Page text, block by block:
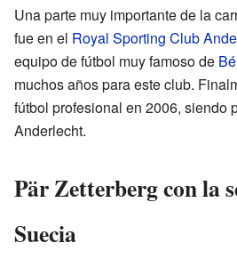
Una parte muy importante de la
fue en el Royal Sporting Club
equipo de fútbol muy famoso de
muchos años para este club.
fútbol profesional en 2006, siendo
Anderlecht.
Pär Zetterberg con la
Suecia